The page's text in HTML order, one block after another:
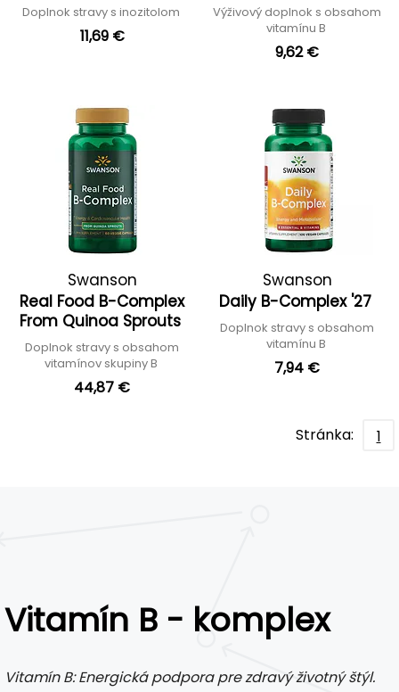
Doplnok stravy s inozitolom
11,69 €
Výživový doplnok s obsahom
vitamínu B
9,62 €
Swanson
Real Food B-Complex
From Quinoa Sprouts
Doplnok stravy s obsahom
vitamínov skupiny B
44,87 €
Swanson
Daily B-Complex '27
Doplnok stravy s obsahom
vitamínu B
7,94 €
Stránka: 1
Vitamín B - komplex
Vitamín B: Energická podpora pre zdravý životný štýl.